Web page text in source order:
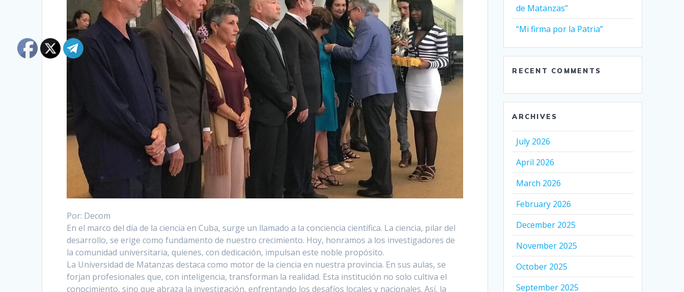
Por: Decom
En el marco del día de la ciencia en Cuba, surge un llamado a la conciencia científica. La ciencia, pilar del
desarrollo, se erige como fundamento de nuestro crecimiento. Hoy, honramos a los investigadores de
la comunidad universitaria, quienes, con dedicación, impulsan este noble propósito.
La Universidad de Matanzas destaca como motor de la ciencia en nuestra provincia. En sus aulas, se
forjan profesionales que, con inteligencia, transforman la realidad. Esta institución no solo cultiva el
conocimiento, sino que abraza la investigación, enfrentando los desafíos locales y nacionales. Así, la
de Matanzas”
“Mi firma por la Patria”
RECENT COMMENTS
ARCHIVES
July 2026
April 2026
March 2026
February 2026
December 2025
November 2025
October 2025
September 2025